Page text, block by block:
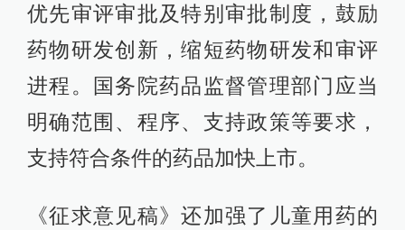
优先审评审批及特别审批制度，鼓励
药物研发创新，缩短药物研发和审评
进程。国务院药品监督管理部门应当
明确范围、程序、支持政策等要求，
支持符合条件的药品加快上市。
《征求意见稿》还加强了儿童用药的